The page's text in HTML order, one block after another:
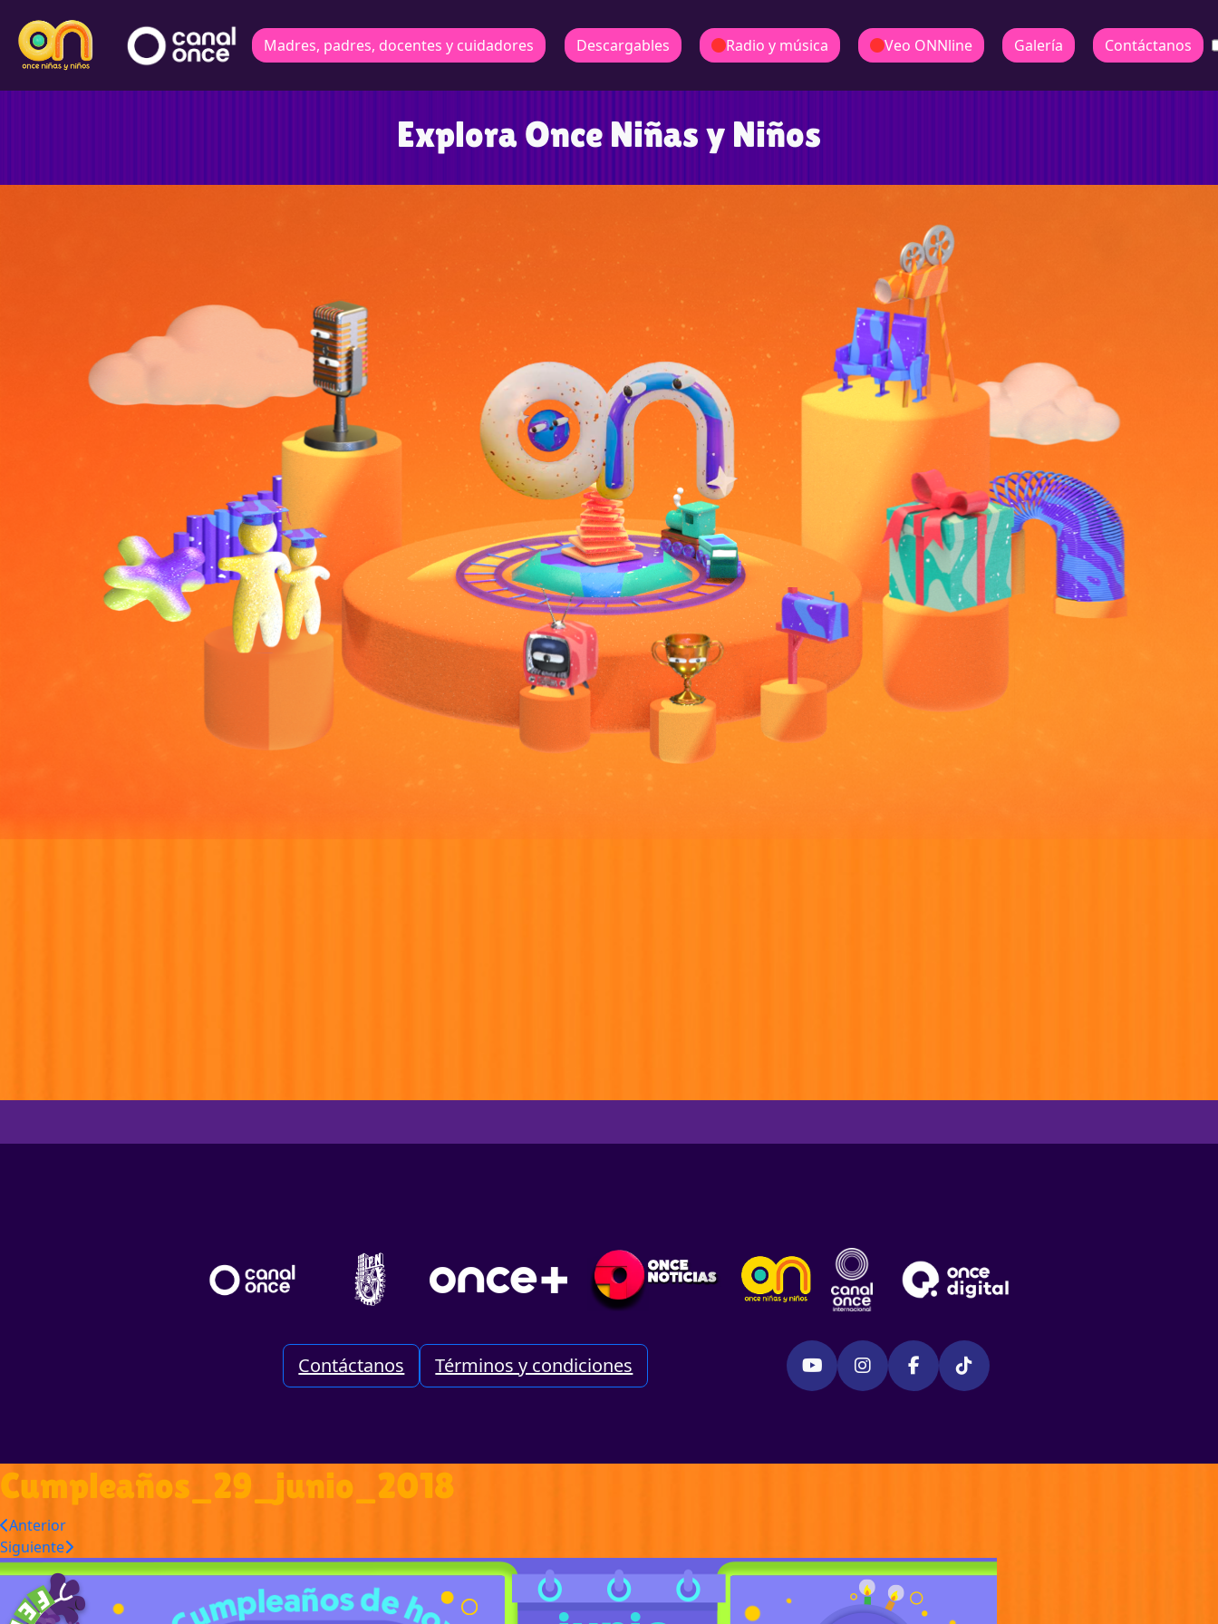
Madres, padres, docentes y cuidadores Descargables Radio y música Veo ONNline Galería Contáctanos
Explora Once Niñas y Niños
Contáctanos Términos y condiciones
Cumpleaños_29_junio_2018
Anterior
Siguiente